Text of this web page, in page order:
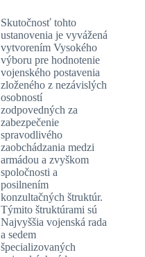
Skutočnosť tohto
ustanovenia je vyvážená
vytvorením Vysokého
výboru pre hodnotenie
vojenského postavenia
zloženého z nezávislých
osobností
zodpovedných za
zabezpečenie
spravodlivého
zaobchádzania medzi
armádou a zvyškom
spoločnosti a
posilnením
konzultačných štruktúr.
Týmito štruktúrami sú
Najvyššia vojenská rada
a sedem
špecializovaných